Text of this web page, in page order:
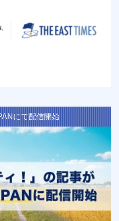
にて配信開始